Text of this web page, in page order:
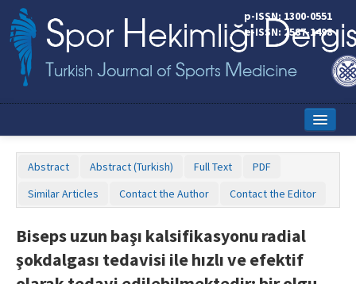
p-ISSN: 1300-0551
e-ISSN: 2587-1498
Online First
Aims and Scope
Editorial Board
Abstract Abstract (Turkish) Full Text
PDF
Similar Articles
Contact the Author Contact the Editor
Biseps uzun başı kalsifikasyonu radial
şokdalgası tedavisi ile hızlı ve efektif